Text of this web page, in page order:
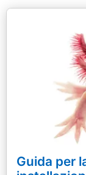
Guida per